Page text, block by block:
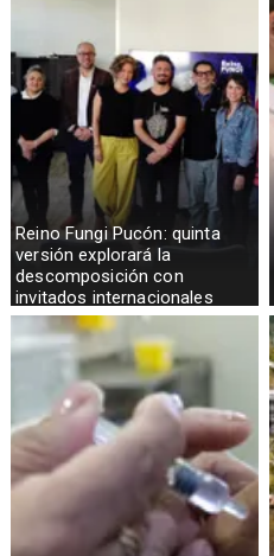
Reino Fungi Pucón: quinta
versión explorará la
descomposición con
invitados internacionales